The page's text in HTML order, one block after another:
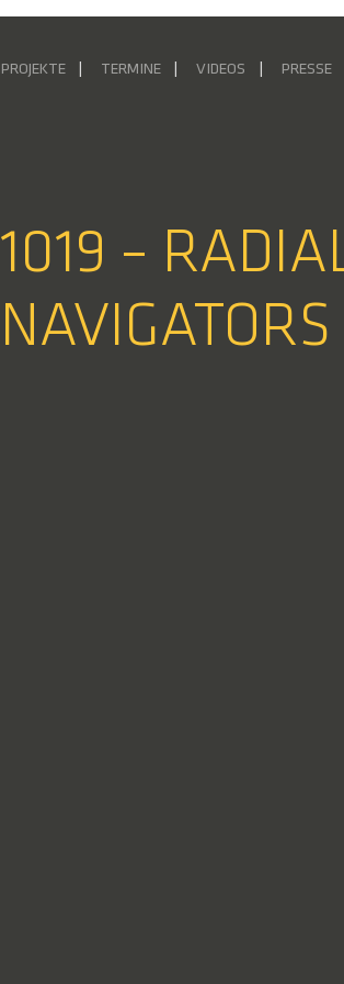
PROJEKTE TERMINE VIDEOS PRESSE
1019 –